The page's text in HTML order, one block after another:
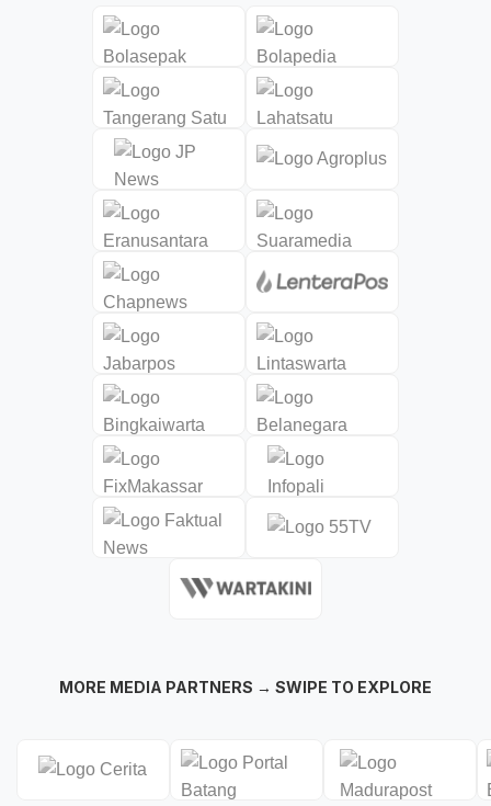
MORE MEDIA PARTNERS → SWIPE TO EXPLORE